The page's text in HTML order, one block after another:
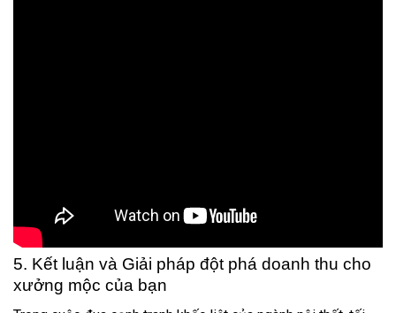
5. Kết luận và Giải pháp đột phá doanh thu cho
xưởng mộc của bạn